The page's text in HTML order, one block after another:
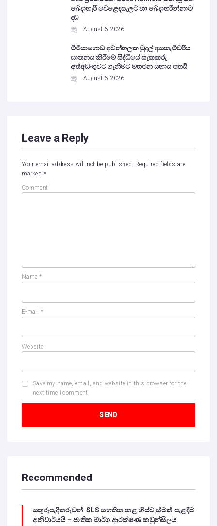
බෙදාහැරි වෙළෙඳසැලට හා බෙදාහරින්නාට
දඩ
August 6, 2026
මීටියාගොඩ අවන්හලක මුදල් අයකැමිවරිය
ඝාතනය කිරීමේ සිද්ධියේ සැකකරු
අත්අඩංගුවට ගැනීමට මහජන සහාය පතයි
August 6, 2026
Leave a Reply
Your email address will not be published. Required fields are
marked *
Comment
Name *
E-mail *
Website
Save my name, email, and website in this browser for the
next time I comment.
Recommended
යතුරුපැදිකරුවන් SLS සහතික කළ හිස්වැස්මක් පැළඳීම
අනිවාර්යයි – ජාතික මාර්ග ආරක්ෂණ කවුන්සිලය